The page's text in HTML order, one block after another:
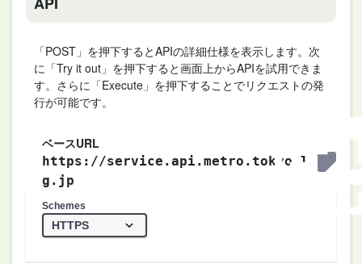
「POST」を押下するとAPIの詳細仕様を表示します。次
に「Try it out」を押下すると画面上からAPIを試用できま
す。さらに「Execute」を押下することでリクエストの発
行が可能です。
ベースURL
https://service.api.metro.tokyo.l
g.jp
Schemes